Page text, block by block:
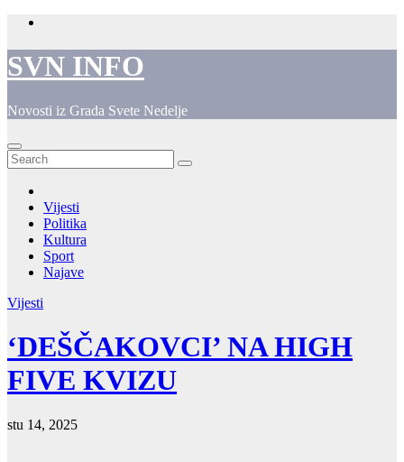
Skip
content
SVN INFO
Novosti iz Grada Svete Nedelje
Vijesti
Politika
Kultura
Sport
Najave
Vijesti
‘DEŠČAKOVCI’ NA HIGH
FIVE KVIZU
stu 14, 2025